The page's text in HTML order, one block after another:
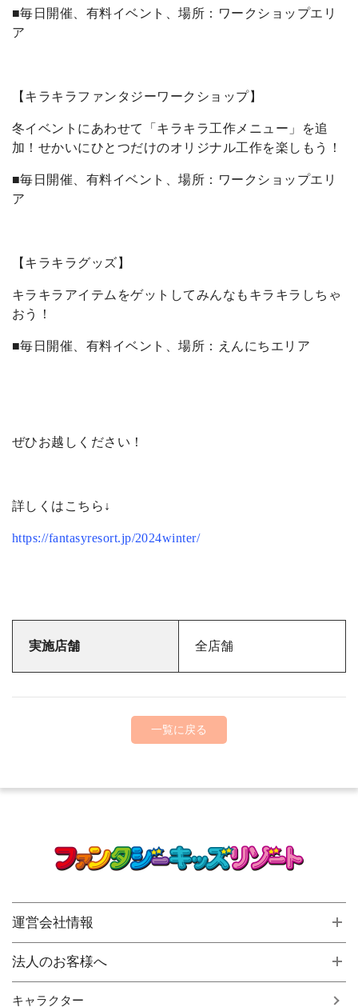
■毎日開催、有料イベント、場所：ワークショップエリ
ア
【キラキラファンタジーワークショップ】
冬イベントにあわせて「キラキラ工作メニュー」を追
加！せかいにひとつだけのオリジナル工作を楽しもう！
■毎日開催、有料イベント、場所：ワークショップエリ
ア
【キラキラグッズ】
キラキラアイテムをゲットしてみんなもキラキラしちゃ
おう！
■毎日開催、有料イベント、場所：えんにちエリア
ぜひお越しください！
詳しくはこちら↓
https://fantasyresort.jp/2024winter/
実施店舗 全店舗
一覧に戻る
運営会社情報
法人のお客様へ
キャラクター